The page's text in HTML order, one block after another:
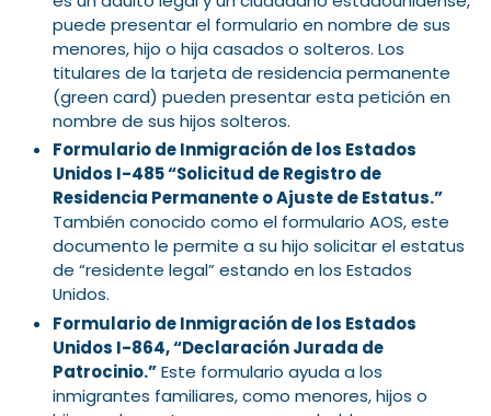
puede presentar el formulario en nombre de sus
menores, hijo o hija casados o solteros. Los
titulares de la tarjeta de residencia permanente
(green card) pueden presentar esta petición en
nombre de sus hijos solteros.
Formulario de Inmigración de los Estados
Unidos I-485 “Solicitud de Registro de
Residencia Permanente o Ajuste de Estatus.”
También conocido como el formulario AOS, este
documento le permite a su hijo solicitar el estatus
de “residente legal” estando en los Estados
Unidos.
Formulario de Inmigración de los Estados
Unidos I-864, “Declaración Jurada de
Patrocinio.”Este formulario ayuda a los
inmigrantes familiares, como menores, hijos o